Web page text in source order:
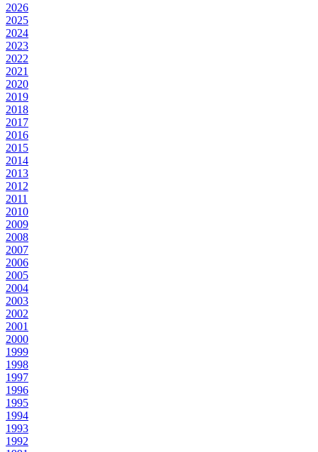
2026
2025
2024
2023
2022
2021
2020
2019
2018
2017
2016
2015
2014
2013
2012
2011
2010
2009
2008
2007
2006
2005
2004
2003
2002
2001
2000
1999
1998
1997
1996
1995
1994
1993
1992